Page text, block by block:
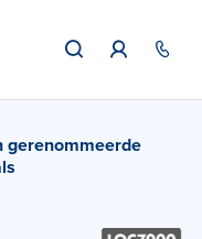
gerenommeerde